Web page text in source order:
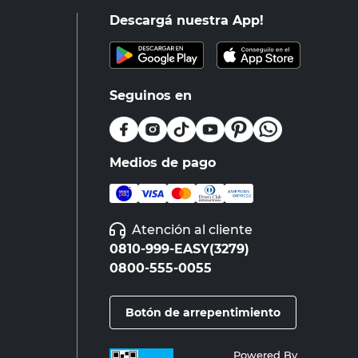
Descargá nuestra App!
Seguinos en
Medios de pago
Atención al cliente
0810-999-EASY(3279)
0800-555-0055
Botón de arrepentimiento
Powered By